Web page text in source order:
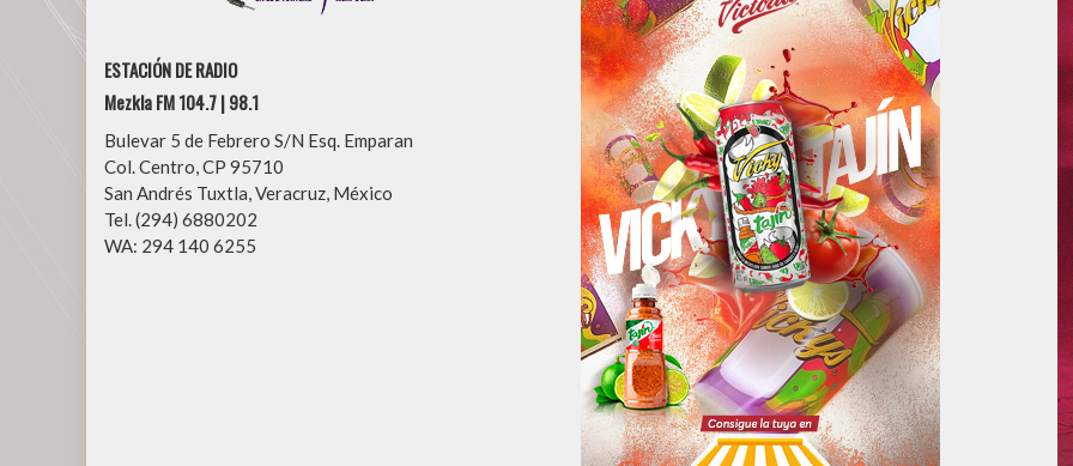
ESTACIÓN DE RADIO
Mezkla FM 104.7 | 98.1
Bulevar 5 de Febrero S/N Esq. Emparan
Col. Centro, CP 95710
San Andrés Tuxtla, Veracruz, México
Tel. (294) 6880202
WA: 294 140 6255